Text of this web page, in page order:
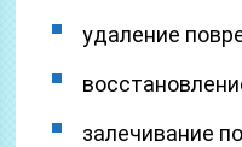
удаление
залечивание